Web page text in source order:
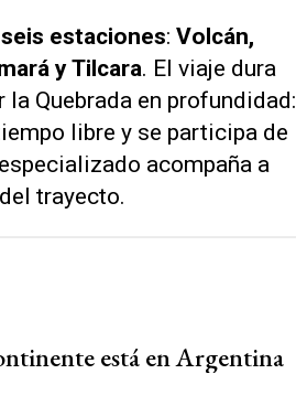
estaciones: Volcán,
y Tilcara. El viaje dura
Quebrada en profundidad:
libre y se participa de
acompaña a
trayecto.
está en Argentina